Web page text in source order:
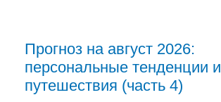
Прогноз на август 2026:
персональные тенденции и
путешествия (часть 4)